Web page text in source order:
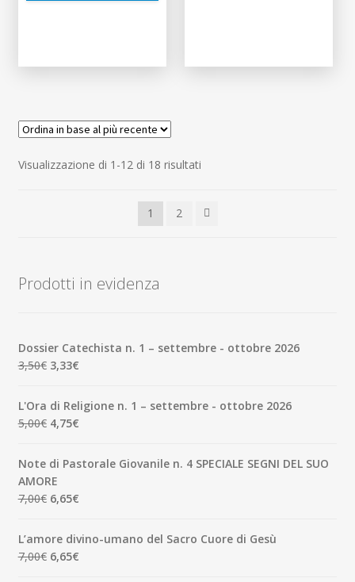
Visualizzazione di 1-12 di 18 risultatiOrdina
al
1 2
Prodotti in evidenza
Dossier Catechista n. 1 – settembre - ottobre 2026
3,50€ Il
originale
era:
3,33€Il
attuale
è:
L'Ora di Religione n. 1 – settembre - ottobre 2026
5,00€ Il
originale
era:
5,00€.
4,75€Il
attuale
4,75€.
Note di Pastorale Giovanile n. 4 SPECIALE SEGNI DEL SUO
AMORE
7,00€ Il
originale
era:
6,65€Il
attuale
è:
L’amore divino-umano del Sacro Cuore di Gesù
7,00€ Il
6,65€Il